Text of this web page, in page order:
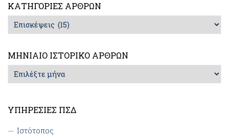
ΚΑΤΗΓΟΡΊΕΣ ΆΡΘΡΩΝ
Κατηγορίες
Άρθρων
ΜΗΝΙΑΊΟ ΙΣΤΟΡΙΚΌ ΆΡΘΡΩΝ
Μηνιαίο
Ιστορικό
ΥΠΗΡΕΣΊΕΣ ΠΣΔ
Ιστότοπος